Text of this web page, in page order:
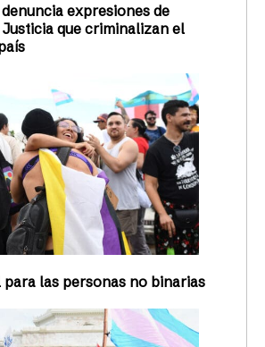
expresiones de
que criminalizan el
las personas no binarias